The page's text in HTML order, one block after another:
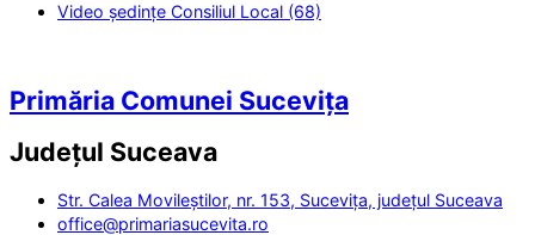
Video ședințe Consiliul Local (68)
Primăria Comunei Sucevița
Județul Suceava
Str. Calea Movileștilor, nr. 153, Sucevița, județul Suceava
office@primariasucevita.ro